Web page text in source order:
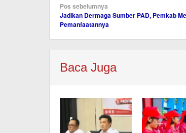
Navigasi
pos
Pos sebelumnya
Jadikan Dermaga Sumber PAD, Pemkab
Pemanfaatannya
Baca Juga